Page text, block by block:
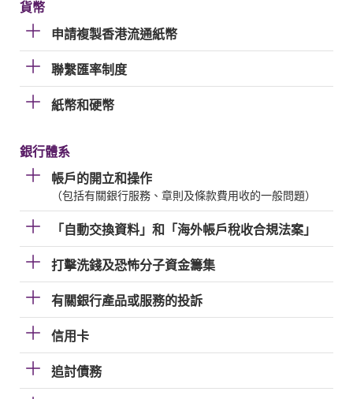
貨幣
申請複製香港流通紙幣
聯繫匯率制度
紙幣和硬幣
銀行體系
帳戶的開立和操作
（包括有關銀行服務、章則及條款費用收的一般問題）
「自動交換資料」和「海外帳戶稅收合規法案」
打擊洗錢及恐怖分子資金籌集
有關銀行產品或服務的投訴
信用卡
追討債務